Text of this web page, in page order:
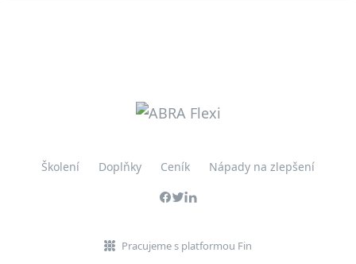
Školení Doplňky Ceník Nápady na zlepšení
Pracujeme s platformou Fin